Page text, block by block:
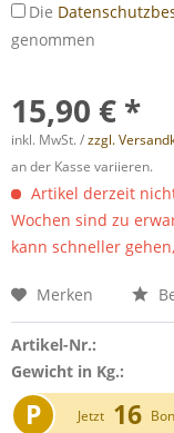
Die
genommen
15,90 € *
inkl. MwSt. /zzgl.
an der Kasse variieren.
Artikel derzeit
Wochen sind zu
kann schneller
Merken
Artikel-Nr.:
Gewicht in Kg.:
P Jetzt 16